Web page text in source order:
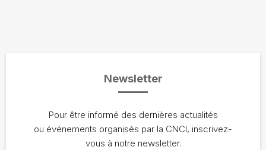
Newsletter
Pour être informé des dernières actualités
ou événements organisés par la CNCI, inscrivez-
vous à notre newsletter.